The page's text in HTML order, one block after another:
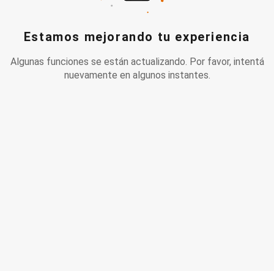
Estamos mejorando tu experiencia
Algunas funciones se están actualizando. Por favor, intentá
nuevamente en algunos instantes.